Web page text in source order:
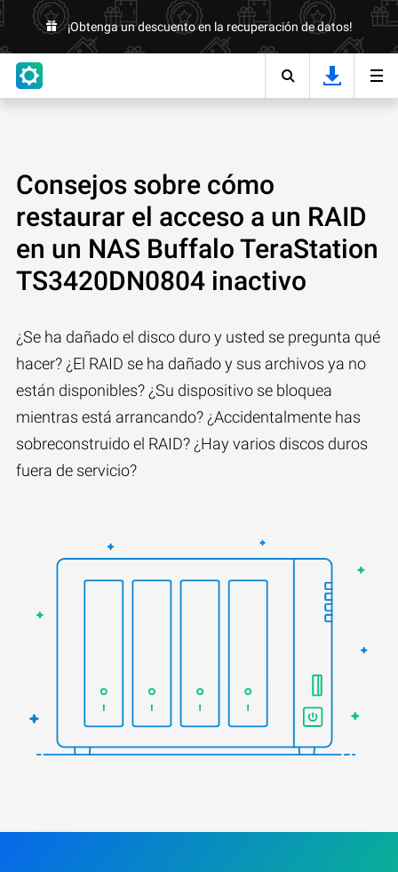
¡Obtenga un descuento en la recuperación de datos!
Consejos sobre cómo
restaurar el acceso a un RAID
en un NAS Buffalo TeraStation
TS3420DN0804 inactivo
¿Se ha dañado el disco duro y usted se pregunta qué
hacer? ¿El RAID se ha dañado y sus archivos ya no
están disponibles? ¿Su dispositivo se bloquea
mientras está arrancando? ¿Accidentalmente has
sobreconstruido el RAID? ¿Hay varios discos duros
fuera de servicio?